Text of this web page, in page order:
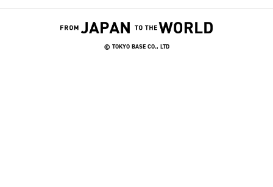
© TOKYO BASE CO., LTD